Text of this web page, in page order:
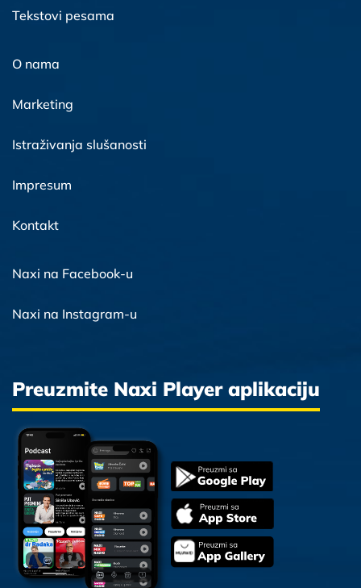
Tekstovi pesama
O nama
Marketing
Istraživanja slušanosti
Impresum
Kontakt
Naxi na Facebook-u
Naxi na Instagram-u
Preuzmite Naxi Player aplikaciju